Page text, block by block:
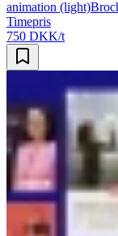
animation (light)
Timepris
750 DKK/t